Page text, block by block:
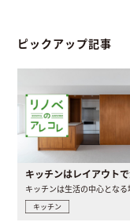
ピックアップ記事
キッチン